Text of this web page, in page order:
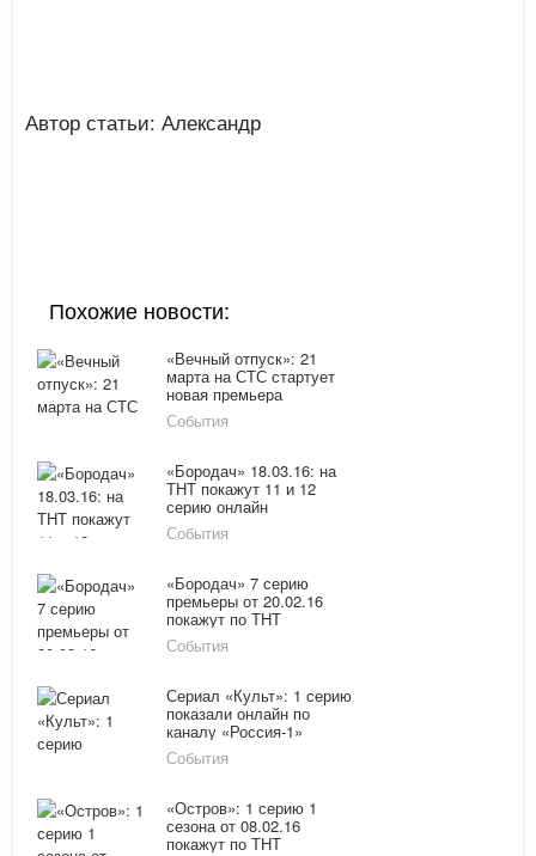
Автор статьи: Александр
Похожие новости:
«Вечный отпуск»: 21
марта на СТС стартует
новая премьера
События
«Бородач» 18.03.16: на
ТНТ покажут 11 и 12
серию онлайн
События
«Бородач» 7 серию
премьеры от 20.02.16
покажут по ТНТ
События
Сериал «Культ»: 1 серию
показали онлайн по
каналу «Россия-1»
15.02.16
События
«Остров»: 1 серию 1
сезона от 08.02.16
покажут по ТНТ